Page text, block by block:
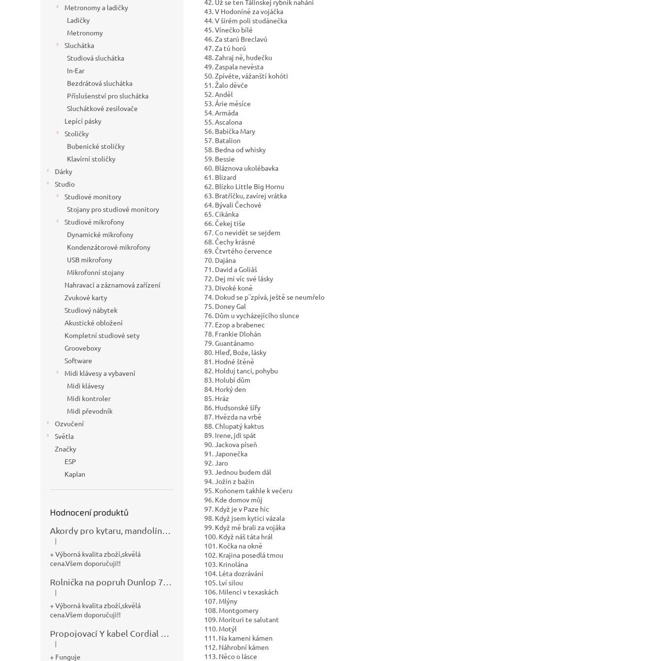
Metronomy a ladičky
Ladičky
Metronomy
Sluchátka
Studiová sluchátka
In-Ear
Bezdrátová sluchátka
Příslušenství pro sluchátka
Sluchátkové zesilovače
Lepící pásky
Stoličky
Bubenické stoličky
Klavírní stoličky
Dárky
Studio
Studiové monitory
Stojany pro studiové monitory
Studiové mikrofony
Dynamické mikrofony
Kondenzátorové mikrofony
USB mikrofony
Mikrofonní stojany
Nahravací a záznamová zařízení
Zvukové karty
Studiový nábytek
Akustické obložení
Kompletní studiové sety
Grooveboxy
Software
Midi klávesy a vybavení
Midi klávesy
Midi kontroler
Midi převodník
Ozvučení
Světla
Značky
ESP
Kaplan
Hodnocení produktů
Hodnocení produktu je 5 z 5 hvězdiček.
|
+ Výborná kvalita zboží,skvělá
cena.Všem doporučuji!!
Hodnocení produktu je 5 z 5 hvězdiček.
|
+ Výborná kvalita zboží,skvělá
cena.Všem doporučuji!!
Hodnocení produktu je 5 z 5 hvězdiček.
|
+ Funguje
42. Už se ten Tálinskej rybník nahání
43. V Hodoníně za vojáčka
44. V širém poli studánečka
45. Vínečko bílé
46. Za starú Breclavú
47. Za tú horú
48. Zahraj ně, hudečku
49. Zaspala nevěsta
50. Zpívéte, vážanští kohóti
51. Žalo děvče
52. Anděl
53. Árie měsíce
54. Armáda
55. Ascalona
56. Babička Mary
57. Batalion
58. Bedna od whisky
59. Bessie
60. Bláznova ukolébavka
61. Blizard
62. Blízko Little Big Hornu
63. Bratříčku, zavírej vrátka
64. Bývali Čechové
65. Cikánka
66. Čekej tiše
67. Co nevidět se sejdem
68. Čechy krásné
69. Čtvrtého července
70. Dajána
71. David a Goliáš
72. Dej mi víc své lásky
73. Divoké koně
74. Dokud se p¨zpívá, ještě se neumřelo
75. Doney Gal
76. Dům u vycházejícího slunce
77. Ezop a brabenec
78. Frankie Dlohán
79. Guantánamo
80. Hleď, Bože, lásky
81. Hodné štěně
82. Holduj tanci, pohybu
83. Holubí dům
84. Horký den
85. Hráz
86. Hudsonské šífy
87. Hvězda na vrbě
88. Chlupatý kaktus
89. Irene, jdi spát
90. Jackova píseň
91. Japonečka
92. Jaro
93. Jednou budem dál
94. Jožin z bažin
95. Koňonem takhle k večeru
96. Kde domov můj
97. Když je v Paze hic
98. Když jsem kytici vázala
99. Když mě brali za vojáka
100. Když náš táta hrál
101. Kočka na okně
102. Krajina posedlá tmou
103. Krinolána
104. Léta dozrávání
105. Lví silou
106. Milenci v texaskách
107. Mlýny
108. Montgomery
109. Morituri te salutant
110. Motýl
111. Na kameni kámen
112. Náhrobní kámen
113. Něco o lásce